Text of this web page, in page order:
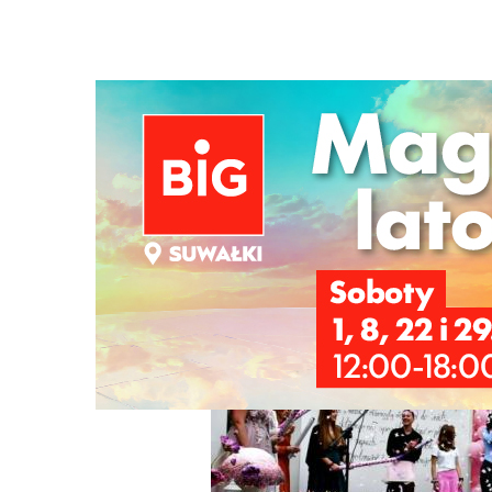
Ścieżka
nawigacyjna
Strona główna Z życia szkół /20-lecie
Z ŻYCIA SZKÓŁ 03/06/2026/1 Komentarzy
20-lecie kierunku Technik Architektury